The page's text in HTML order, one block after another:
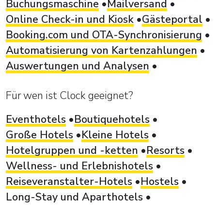
Buchungsmaschine
Mailversand
Online Check-in und Kiosk Gästeportal
Booking.com und OTA-Synchronisierung
Automatisierung von Kartenzahlungen
Auswertungen und Analysen
Für wen ist Clock geeignet?
Eventhotels
Boutiquehotels
Große Hotels
Kleine Hotels
Hotelgruppen und -ketten
Resorts
Wellness- und Erlebnishotels
Reiseveranstalter-Hotels
Hostels
Long-Stay und Aparthotels